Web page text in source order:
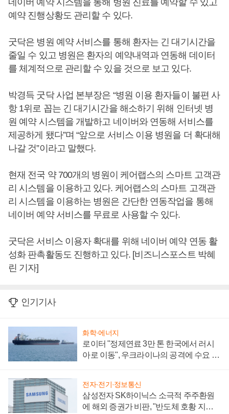
네이버 예약 시스템을 통해 병원 진료를 예약할 수 있고
예약 진행상황도 관리할 수 있다.
굿닥은 병원 예약 서비스를 통해 환자는 긴 대기시간을
줄일 수 있고 병원은 환자의 예약내역과 연동해 데이터
를 체계적으로 관리할 수 있을 것으로 보고 있다.
박경득 굿닥 사업 본부장은 “병원 이용 환자들이 불편 사
항 1위로 꼽는 긴 대기시간을 해소하기 위해 인터넷 병
원 예약 시스템을 개발하고 네이버와 연동해 서비스를
제공하게 됐다”며 “앞으로 서비스 이용 병원을 더 확대해
나갈 것”이라고 말했다.
현재 전국 약 700개의 병원이 케어랩스의 스마트 고객관
리 시스템을 이용하고 있다. 케어랩스의 스마트 고객관
리 시스템을 이용하는 병원은 간단한 연동작업을 통해
네이버 예약 서비스를 무료로 사용할 수 있다.
굿닥은 서비스 이용자 확대를 위해 네이버 예약 연동 활
성화 판촉활동도 진행하고 있다. [비즈니스포스트 박혜
린 기자]
인기기사
화학·에너지
로이터 "정제연료 3만 톤 한국에서 러시
아로 이동", 우크라이나의 공격에 수요 늘
전자·전기·정보통신
삼성전자 SK하이닉스 소극적 주주환원
에 해외 증권가 비판, "반도체 호황 지속